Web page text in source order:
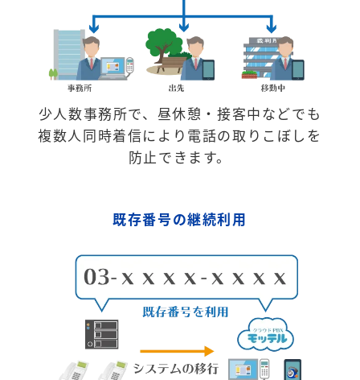
少人数事務所で、昼休憩・接客中などでも
複数人同時着信により電話の取りこぼしを
防止できます。
既存番号の継続利用